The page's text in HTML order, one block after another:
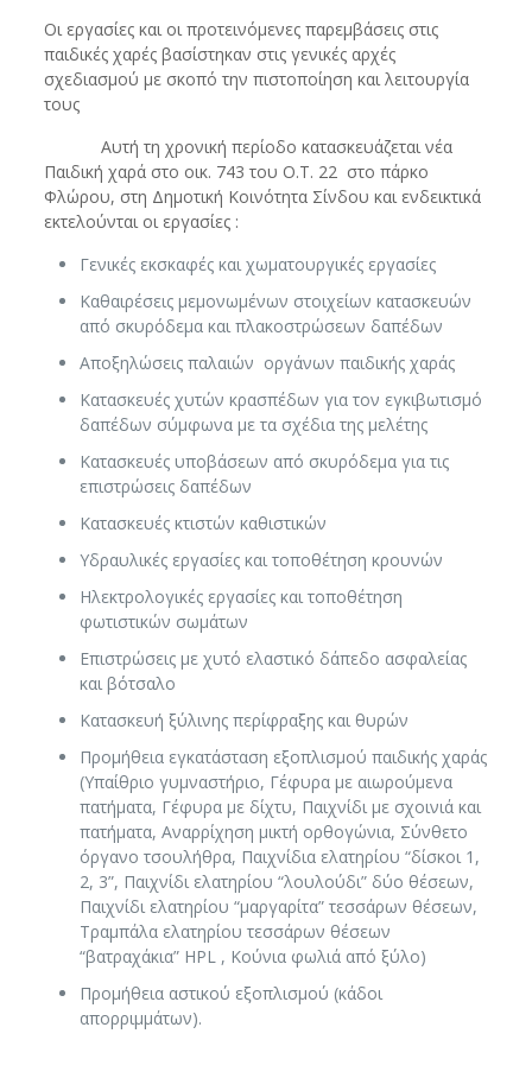
Οι εργασίες και οι προτεινόμενες παρεμβάσεις στις
παιδικές χαρές βασίστηκαν στις γενικές αρχές
σχεδιασμού με σκοπό την πιστοποίηση και λειτουργία
τους
Αυτή τη χρονική περίοδο κατασκευάζεται νέα
Παιδική χαρά στο οικ. 743 του Ο.Τ. 22 στο πάρκο
Φλώρου, στη Δημοτική Κοινότητα Σίνδου και ενδεικτικά
εκτελούνται οι εργασίες :
Γενικές εκσκαφές και χωματουργικές εργασίες
Καθαιρέσεις μεμονωμένων στοιχείων κατασκευών
από σκυρόδεμα και πλακοστρώσεων δαπέδων
Αποξηλώσεις παλαιών οργάνων παιδικής χαράς
Κατασκευές χυτών κρασπέδων για τον εγκιβωτισμό
δαπέδων σύμφωνα με τα σχέδια της μελέτης
Κατασκευές υποβάσεων από σκυρόδεμα για τις
επιστρώσεις δαπέδων
Κατασκευές κτιστών καθιστικών
Υδραυλικές εργασίες και τοποθέτηση κρουνών
Ηλεκτρολογικές εργασίες και τοποθέτηση
φωτιστικών σωμάτων
Επιστρώσεις με χυτό ελαστικό δάπεδο ασφαλείας
και βότσαλο
Κατασκευή ξύλινης περίφραξης και θυρών
Προμήθεια εγκατάσταση εξοπλισμού παιδικής χαράς
(Υπαίθριο γυμναστήριο, Γέφυρα με αιωρούμενα
πατήματα, Γέφυρα με δίχτυ, Παιχνίδι με σχοινιά και
πατήματα, Αναρρίχηση μικτή ορθογώνια, Σύνθετο
όργανο τσουλήθρα, Παιχνίδια ελατηρίου “δίσκοι 1,
2, 3”, Παιχνίδι ελατηρίου “λουλούδι” δύο θέσεων,
Παιχνίδι ελατηρίου “μαργαρίτα” τεσσάρων θέσεων,
Τραμπάλα ελατηρίου τεσσάρων θέσεων
“βατραχάκια” HPL , Κούνια φωλιά από ξύλο)
Προμήθεια αστικού εξοπλισμού (κάδοι
απορριμμάτων).